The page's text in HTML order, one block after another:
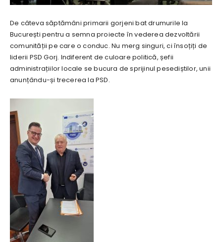
De câteva săptămâni primarii gorjeni bat drumurile la
București pentru a semna proiecte în vederea dezvoltării
comunității pe care o conduc. Nu merg singuri, ci însoțiți de
liderii PSD Gorj. Indiferent de culoare politică, șefii
administrațiilor locale se bucura de sprijinul pesediștilor, unii
anunțându-și trecerea la PSD.